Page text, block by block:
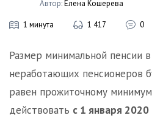
Автор:Елена Кошерева
1 минута 1 417 0
Размер минимальной пенсии
неработающих пенсионеров
равен прожиточному
действовать с 1 января 2020